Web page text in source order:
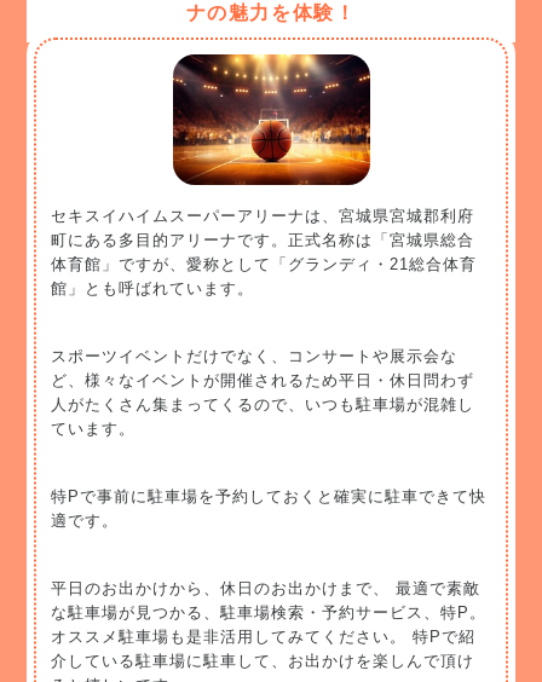
ナの魅力を体験！
セキスイハイムスーパーアリーナは、宮城県宮城郡利府
町にある多目的アリーナです。正式名称は「宮城県総合
体育館」ですが、愛称として「グランディ・21総合体育
館」とも呼ばれています。
スポーツイベントだけでなく、コンサートや展示会な
ど、様々なイベントが開催されるため平日・休日問わず
人がたくさん集まってくるので、いつも駐車場が混雑し
ています。
特Pで事前に駐車場を予約しておくと確実に駐車できて快
適です。
平日のお出かけから、休日のお出かけまで、 最適で素敵
な駐車場が見つかる、駐車場検索・予約サービス、特P。
オススメ駐車場も是非活用してみてください。 特Pで紹
介している駐車場に駐車して、お出かけを楽しんで頂け